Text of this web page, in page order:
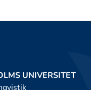
UNIVERSITET